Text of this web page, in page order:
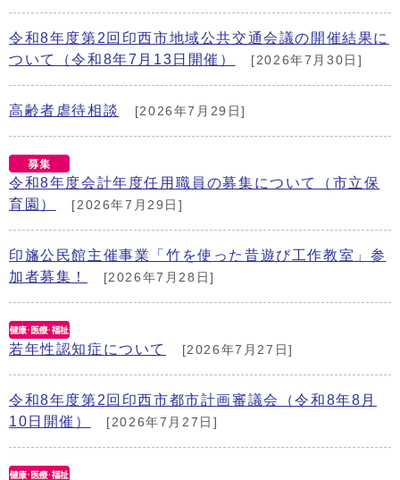
令和8年度第2回印西市地域公共交通会議の開催結果に
ついて（令和8年7月13日開催）
[2026年7月30日]
高齢者虐待相談 [2026年7月29日]
令和8年度会計年度任用職員の募集について（市立保
育園）
[2026年7月29日]
印旛公民館主催事業「竹を使った昔遊び工作教室」参
加者募集！
[2026年7月28日]
若年性認知症について [2026年7月27日]
令和8年度第2回印西市都市計画審議会（令和8年8月
10日開催）
[2026年7月27日]